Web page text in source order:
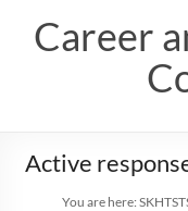
contentCareer
Active
You are here: